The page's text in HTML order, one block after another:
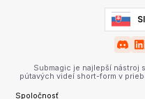
Submagic je najlepší nástroj
pútavých videí short-form v
Spoločnosť